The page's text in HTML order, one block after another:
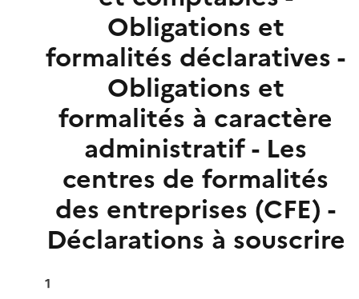
Obligations et
formalités déclaratives -
Obligations et
formalités à caractère
administratif - Les
centres de formalités
des entreprises (CFE) -
Déclarations à souscrire
1